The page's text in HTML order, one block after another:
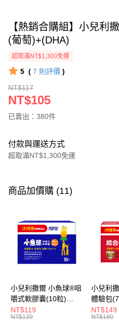
【熱銷合購組】小兒利
(葡萄)+(DHA)
超取滿NT$1,300免運
5 ( 7 則評價 )
NT$117
NT$105
已賣出：380件
付款與運送方式
超取滿NT$1,300免運
信用卡一次付款
LINE Pay
Apple Pay
街口支付
悠遊付
Google Pay
全盈+PAY
商品加價購 (11)
小兒利撒爾 小魚球®咀
嚼式軟膠囊(10粒)
◇OMEGA-
3(EPA+DHA)+rTG型魚
NT$119
NT$139
小兒利
體驗包
白+藻精
油+專利
NT$149
NT$180